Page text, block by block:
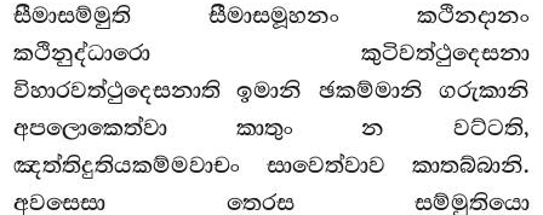
සීමාසම්මුති සීමාසමූහනං කථිනදානං
කථිනුද්ධාරො කුටිවත්ථුදෙසනා
විහාරවත්ථුදෙසනාති ඉමානි ඡකම්මානි ගරුකානි
අපලොකෙත්වා කාතුං න වට්ටති,
ඤත්තිදුතියකම්මවාචං සාවෙත්වාව කාතබ්බානි.
අවසෙසා තෙරස සම්මුතියො